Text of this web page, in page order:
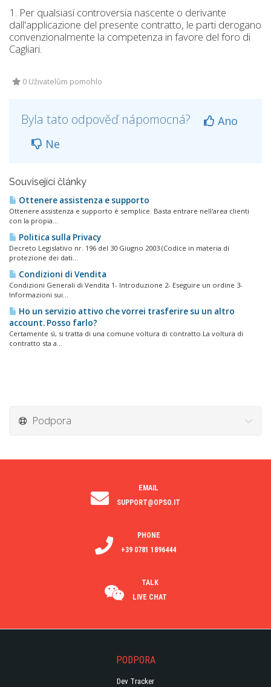
1. Per qualsiasi controversia nascente o derivante
dall'applicazione del presente contratto, le parti derogano
convenzionalmente la competenza in favore del foro di
Cagliari.
0 Uživatelům pomohlo
Byla tato odpověď nápomocná?
Ano
Ne
Související články
Ottenere assistenza e supporto
Ottenere assistenza e supporto è semplice. Basta entrare nell'area clienti
con la propia...
Politica sulla Privacy
Decreto Legislativo nr. 196 del 30 Giugno 2003 (Codice in materia di
protezione dei dati...
Condizioni di Vendita
Condizioni Generali di Vendita 1- Introduzione 2- Eseguire un ordine 3-
Informazioni sui...
Ho un servizio attivo che vorrei trasferire su un altro
account. Posso farlo?
Certamente sì, si tratta di una comune voltura di contratto.La voltura di
contratto sta a...
Podpora
EMAIL
SUPPORT@OPSO.IT
PHONE
+39 0781 1896444
TALK
LIVE CHAT
PODPORA
Dev Tracker